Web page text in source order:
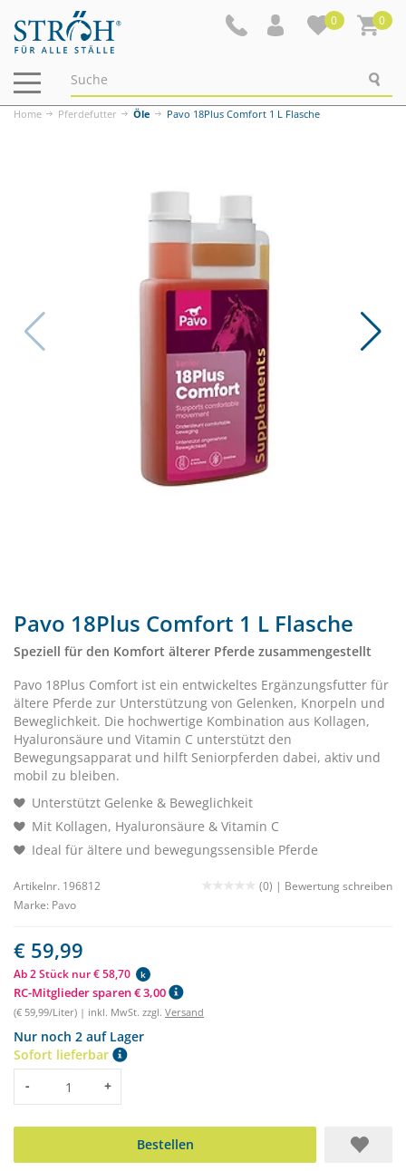
0 0
Navigation
ein-/ausblenden
Home Pferdefutter Öle Pavo 18Plus Comfort 1 L Flasche
Pavo 18Plus Comfort 1 L Flasche
Speziell für den Komfort älterer Pferde zusammengestellt
Pavo 18Plus Comfort ist ein entwickeltes Ergänzungsfutter für
ältere Pferde zur Unterstützung von Gelenken, Knorpeln und
Beweglichkeit. Die hochwertige Kombination aus Kollagen,
Hyaluronsäure und Vitamin C unterstützt den
Bewegungsapparat und hilft Seniorpferden dabei, aktiv und
mobil zu bleiben.
Unterstützt Gelenke & Beweglichkeit
Mit Kollagen, Hyaluronsäure & Vitamin C
Ideal für ältere und bewegungssensible Pferde
Artikelnr. 196812 (0) | Bewertung schreiben
Marke: Pavo
€ 59,99
Ab 2 Stück nur € 58,70 k
RC-Mitglieder sparen € 3,00
(€ 59,99/Liter) | inkl. MwSt. zzgl. Versand
Nur noch 2 auf Lager
Sofort lieferbar
Menge
- +
Bestellen